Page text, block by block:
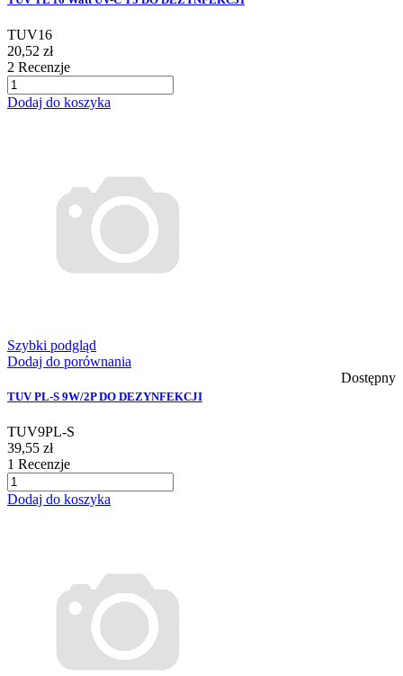
TUV16
20,52 zł
2 Recenzje
Dodaj do koszyka
Szybki podgląd
Dodaj do porównania
Dostępny
TUV PL-S 9W/2P DO DEZYNFEKCJI
TUV9PL-S
39,55 zł
1 Recenzje
Dodaj do koszyka